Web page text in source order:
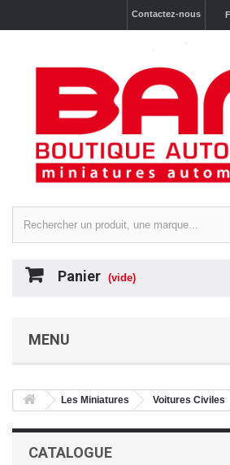
Contactez-nous
Panier (vide)
MENU
Les Miniatures Voitures Civiles
CATALOGUE